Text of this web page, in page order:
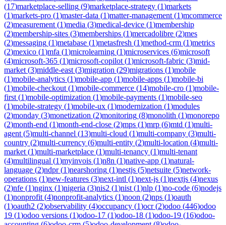
(17)marketplace-selling (9)marketplace-strategy (1)markets
(1)markets-pro (1)master-data (1)matter-management (1)mcommerce
(2)measurement (1)media (3)medical-device (1)membership
(2)membership-sites (3)memberships (1)mercadolibre (2)mes
(2)messaging (1)metabase (1)metasfresh (1)method-crm (1)metrics
(2)mexico (1)mfa (1)microlearning (1)microservices (6)microsoft
(4)microsoft-365 (1)microsoft-copilot (1)microsoft-fabric (3)mid-
market (3)middle-east (3)migration (29)migrations (1)mobile
(1)mobile-analytics (1)mobile-app (1)mobile-apps (1)mobile-bi
(1)mobile-checkout (1)mobile-commerce (14)mobile-cro (1)mobile-
first (1)mobile-optimization (1)mobile-payments (1)mobile-seo
(1)mobile-strategy (1)mobile-ux (1)modernization (1)modules
(2)monday (3)monetization (2)monitoring (8)monolith (1)monorepo
(2)month-end (1)month-end-close (2)mps (1)mrp (6)mtd (1)multi-
agent (5)multi-channel (13)multi-cloud (1)multi-company (3)multi-
country (2)multi-currency (6)multi-entity (2)multi-location (4)multi-
market (1)multi-marketplace (1)multi-tenancy (1)multi-tenant
(4)multilingual (1)myinvois (1)n8n (1)native-app (1)natural-
language (2)ndpr(1)nearshoring (1)nestjs (5)netsuite (5)network-
operations (1)new-features (3)next-intl (1)next-js (1)nextjs (4)nexus
(2)nfe (1)nginx (1)nigeria (3)nis2 (1)nist (1)nlp (1)no-code (6)nodejs
(1)nonprofit (4)nonprofit-analytics (1)noon (2)nps (1)oauth
(1)oauth2 (2)observability (4)occupancy (1)ocr(2)odoo (446)odoo
19 (1)odoo versions (1)odoo-17 (1)odoo-18 (1)odoo-19 (16)odoo-